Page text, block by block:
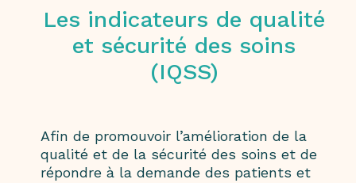
Les indicateurs de qualité
et sécurité des soins
(IQSS)
Afin de promouvoir l’amélioration de la
qualité et de la sécurité des soins et de
répondre à la demande des patients et